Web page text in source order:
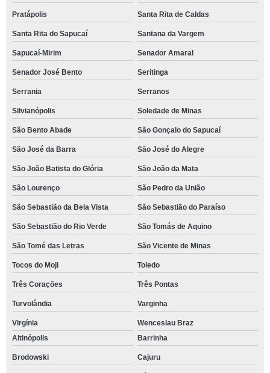
Pratápolis Santa Rita de Caldas
Santa Rita do Sapucaí Santana da Vargem
Sapucaí-Mirim Senador Amaral
Senador José Bento Seritinga
Serrania Serranos
Silvianópolis Soledade de Minas
São Bento Abade São Gonçalo do Sapucaí
São José da Barra São José do Alegre
São João Batista do Glória São João da Mata
São Lourenço São Pedro da União
São Sebastião da Bela Vista São Sebastião do Paraíso
São Sebastião do Rio Verde São Tomás de Aquino
São Tomé das Letras São Vicente de Minas
Tocos do Moji Toledo
Três Corações Três Pontas
Turvolândia Varginha
Virgínia
Wenceslau Braz
Altinópolis
Barrinha
Brodowski Cajuru